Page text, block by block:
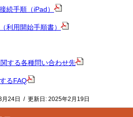
続手順（iPad）
利用開始手順書）
する各種問い合わせ先
るFAQ
24日 / 更新日: 2025年2月19日